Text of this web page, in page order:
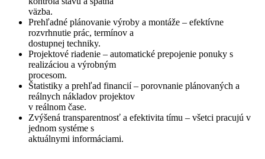
väzba.
Prehľadné plánovanie výroby a montáže – efektívne
rozvrhnutie prác, termínov a
dostupnej techniky.
Projektové riadenie – automatické prepojenie ponuky s
realizáciou a výrobným
procesom.
Štatistiky a prehľad financií – porovnanie plánovaných a
reálnych nákladov projektov
v reálnom čase.
Zvýšená transparentnosť a efektivita tímu – všetci pracujú v
jednom systéme s
aktuálnymi informáciami.